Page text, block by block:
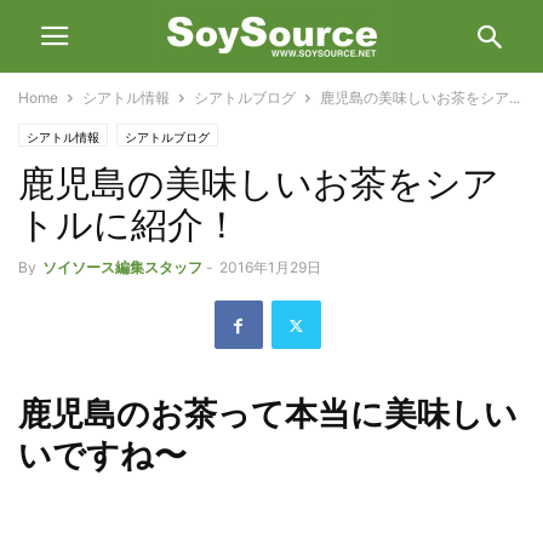
Home シアトル情報 シアトルブログ 鹿児島の美味しいお茶をシア...
シアトル情報 シアトルブログ
鹿児島の美味しいお茶をシア
トルに紹介！
By ソイソース編集スタッフ - 2016年1月29日
鹿児島のお茶って本当に美味しい
いですね〜